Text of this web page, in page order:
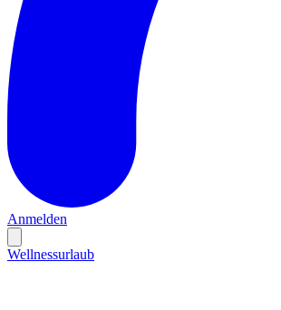
Anmelden
Wellnessurlaub